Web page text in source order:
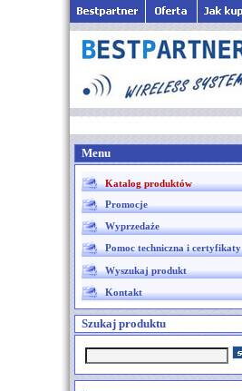
Menu
Katalog produktów
Promocje
Wyprzedaże
Pomoc techniczna i certyfikaty
Wyszukaj produkt
Kontakt
Szukaj produktu